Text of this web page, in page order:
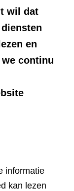
wil dat
en
continu
informatie
kan lezen